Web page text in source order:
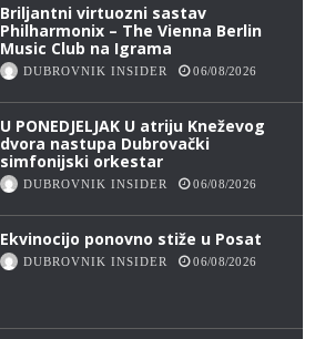
Briljantni virtuozni sastav
Philharmonix – The Vienna Berlin
Music Club na Igrama
DUBROVNIK INSIDER 06/08/2026
U PONEDJELJAK U atriju Kneževog
dvora nastupa Dubrovački
simfonijski orkestar
DUBROVNIK INSIDER 06/08/2026
Ekvinocijo ponovno stiže u Posat
DUBROVNIK INSIDER 06/08/2026